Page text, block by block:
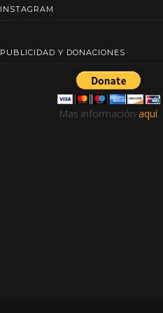
INSTAGRAM
PUBLICIDAD Y DONACIONES
Mas información aquí.